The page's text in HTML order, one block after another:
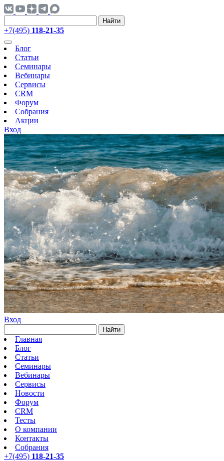
Найти
+7(495) 118-21-35
Блог
Статьи
Семинары
Вебинары
Сервисы
CRM
Форум
Собрания
Акции
Вход
Вход
Найти
Главная
Блог
Статьи
Семинары
Вебинары
Сервисы
Новости
Форум
CRM
Тесты
О компании
Контакты
Собрания
+7(495) 118-21-35